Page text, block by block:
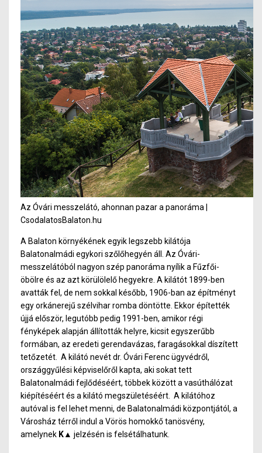
Az Óvári messzelátó, ahonnan pazar a panoráma |
CsodalatosBalaton.hu
A Balaton környékének egyik legszebb kilátója
Balatonalmádi egykori szőlőhegyén áll. Az Óvári-
messzelátóból nagyon szép panoráma nyílik a Fűzfői-
öbölre és az azt körülölelő hegyekre. A kilátót 1899-ben
avatták fel, de nem sokkal később, 1906-ban az építményt
egy orkánerejű szélvihar romba döntötte. Ekkor építették
újjá először, legutóbb pedig 1991-ben, amikor régi
fényképek alapján állították helyre, kicsit egyszerűbb
formában, az eredeti gerendavázas, faragásokkal díszített
tetőzetét. A kilátó nevétdr. Óvári Ferenc ügyvédről,
országgyűlési képviselőről kapta, aki sokat tett
Balatonalmádi fejlődéséért, többek között a vasúthálózat
kiépítéséért és a kilátó megszületéséért. A kilátóhoz
autóval is fel lehet menni, de Balatonalmádi központjától, a
Városház térről indul a Vörös homokkő tanösvény,
amelynek K▲ jelzésén is felsétálhatunk.